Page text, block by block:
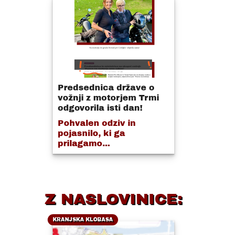
Predsednica države o
vožnji z motorjem Trmi
odgovorila isti dan!
Pohvalen odziv in
pojasnilo, ki ga
prilagamo...
Z NASLOVINICE:
KRANJSKA KLOBASA